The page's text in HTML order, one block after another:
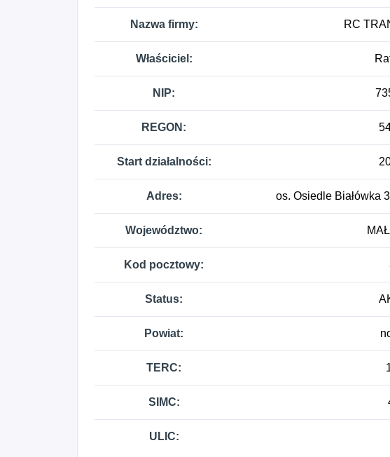
Nazwa firmy: RC
Właściciel:
NIP:
REGON:
Start działalności:
Adres: os. Osiedle Białówka
Województwo:
Kod pocztowy:
Status:
Powiat:
TERC:
SIMC:
ULIC: